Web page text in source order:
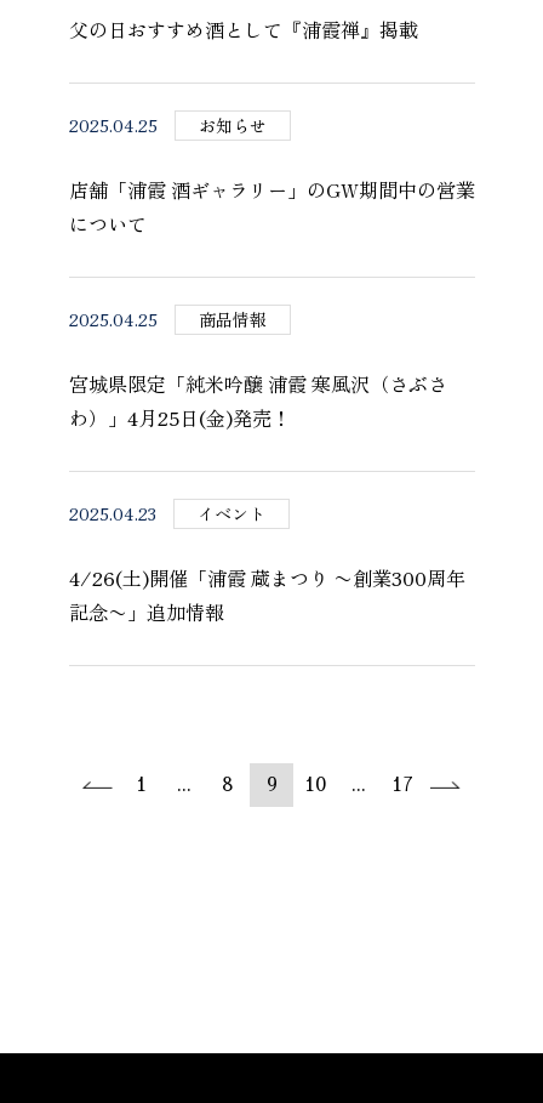
父の日おすすめ酒として『浦霞禅』掲載
2025.04.25 お知らせ
店舗「浦霞 酒ギャラリー」のGW期間中の営業
について
2025.04.25 商品情報
宮城県限定「純米吟醸 浦霞 寒風沢（さぶさ
わ）」4月25日(金)発売！
2025.04.23 イベント
4/26(土)開催「浦霞 蔵まつり 〜創業300周年
記念〜」追加情報
1 ... 8 9 10 ... 17